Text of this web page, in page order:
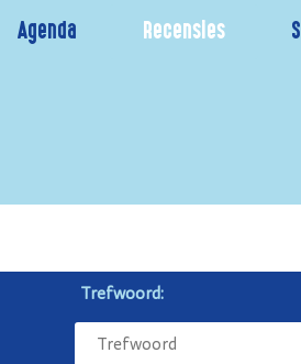
Agenda Recensies
Trefwoord: